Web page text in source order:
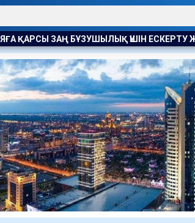
ЖАСАЛДЫ РАҚЫМШЫЛЫҚ